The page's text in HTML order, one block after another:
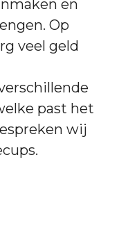
en
Op
veel geld
past het
wij